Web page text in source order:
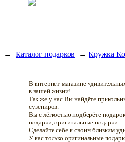
→ Каталог подарков → Кружка
В интернет-магазине
в вашей жизни!
Так же у нас Вы найдёте
сувениров.
Вы с лёгкостью подберёте
подарки, оригинальные подарки.
Сделайте себе и своим близким
У нас только оригинальные